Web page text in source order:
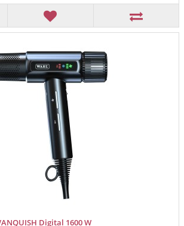
Digital 1600 W